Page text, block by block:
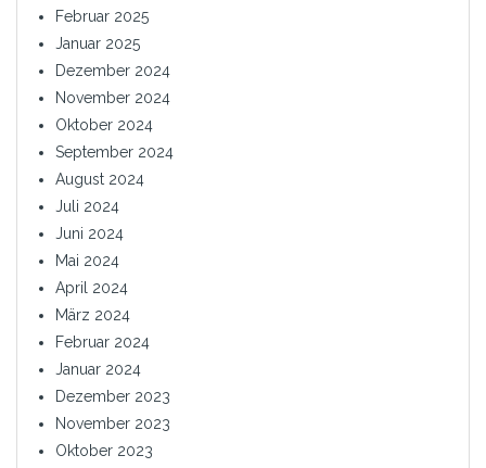
Februar 2025
Januar 2025
Dezember 2024
November 2024
Oktober 2024
September 2024
August 2024
Juli 2024
Juni 2024
Mai 2024
April 2024
März 2024
Februar 2024
Januar 2024
Dezember 2023
November 2023
Oktober 2023